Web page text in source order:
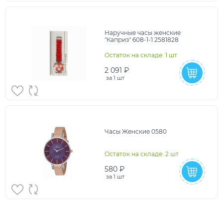
Наручные часы женские
"Каприз" 608-1-1 2581828
Остаток на складе: 1 шт
2 091 ₽
за 1 шт
Часы Женские 0580
Остаток на складе: 2 шт
580 ₽
за 1 шт